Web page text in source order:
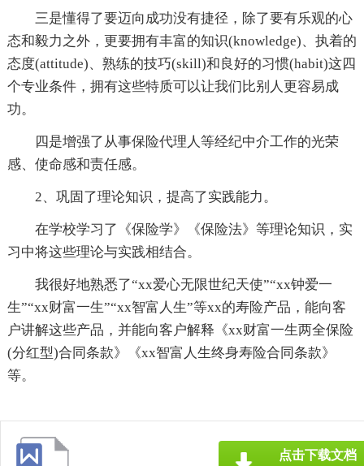
三是懂得了要迈向成功没有捷径，除了要有乐观的心
态和毅力之外，更要拥有丰富的知识(knowledge)、执着的
态度(attitude)、熟练的技巧(skill)和良好的习惯(habit)这四
个专业条件，拥有这些特质可以让我们比别人更容易成
功。
四是增强了从事保险代理人等经纪中介工作的光荣
感、使命感和责任感。
2、巩固了理论知识，提高了实践能力。
在学校学习了《保险学》《保险法》等理论知识，实
习中将这些理论与实践相结合。
我很好地熟悉了“xx爱心无限世纪天使”“xx钟爱一
生”“xx财富一生”“xx智富人生”等xx的寿险产品，能向客
户讲解这些产品，并能向客户解释《xx财富一生两全保险
(分红型)合同条款》《xx智富人生终身寿险合同条款》
等。
点击下载文档